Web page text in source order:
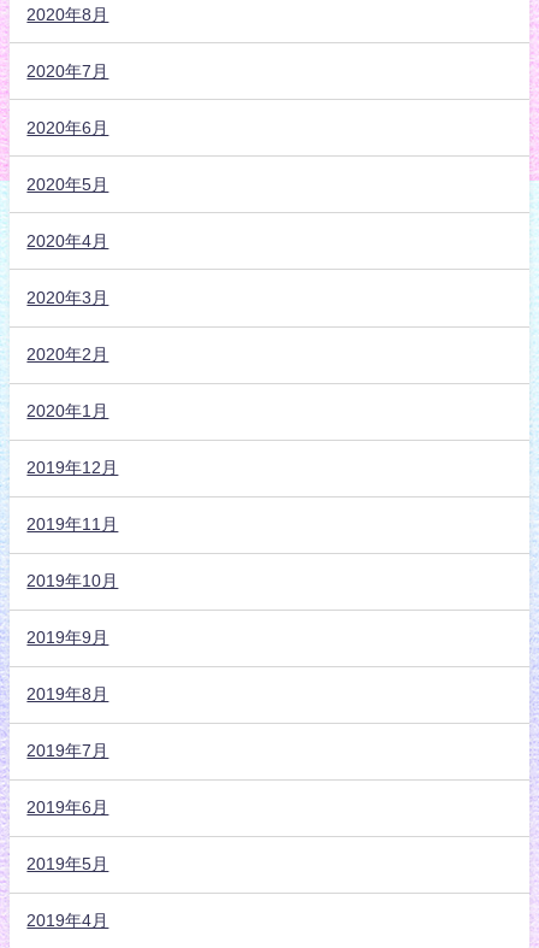
2020年8月
2020年7月
2020年6月
2020年5月
2020年4月
2020年3月
2020年2月
2020年1月
2019年12月
2019年11月
2019年10月
2019年9月
2019年8月
2019年7月
2019年6月
2019年5月
2019年4月